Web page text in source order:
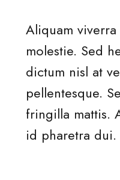
Aliquam
molestie. Sed
dictum nisl at
pellentesque.
fringilla mattis.
id pharetra